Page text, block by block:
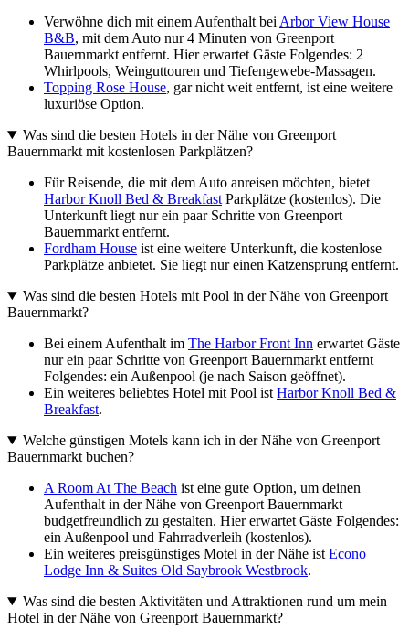
Verwöhne dich mit einem Aufenthalt bei Arbor View House
B&B, mit dem Auto nur 4 Minuten von Greenport
Bauernmarkt entfernt. Hier erwartet Gäste Folgendes: 2
Whirlpools, Weinguttouren und Tiefengewebe-Massagen.
Topping Rose House, gar nicht weit entfernt, ist eine weitere
luxuriöse Option.
Was sind die besten Hotels in der Nähe von Greenport
Bauernmarkt mit kostenlosen Parkplätzen?
Für Reisende, die mit dem Auto anreisen möchten, bietet
Harbor Knoll Bed & Breakfast Parkplätze (kostenlos). Die
Unterkunft liegt nur ein paar Schritte von Greenport
Bauernmarkt entfernt.
Fordham House ist eine weitere Unterkunft, die kostenlose
Parkplätze anbietet. Sie liegt nur einen Katzensprung entfernt.
Was sind die besten Hotels mit Pool in der Nähe von Greenport
Bauernmarkt?
Bei einem Aufenthalt im The Harbor Front Inn erwartet Gäste
nur ein paar Schritte von Greenport Bauernmarkt entfernt
Folgendes: ein Außenpool (je nach Saison geöffnet).
Ein weiteres beliebtes Hotel mit Pool ist Harbor Knoll Bed &
Breakfast.
Welche günstigen Motels kann ich in der Nähe von Greenport
Bauernmarkt buchen?
A Room At The Beach ist eine gute Option, um deinen
Aufenthalt in der Nähe von Greenport Bauernmarkt
budgetfreundlich zu gestalten. Hier erwartet Gäste Folgendes:
ein Außenpool und Fahrradverleih (kostenlos).
Ein weiteres preisgünstiges Motel in der Nähe ist Econo
Lodge Inn & Suites Old Saybrook Westbrook.
Was sind die besten Aktivitäten und Attraktionen rund um mein
Hotel in der Nähe von Greenport Bauernmarkt?